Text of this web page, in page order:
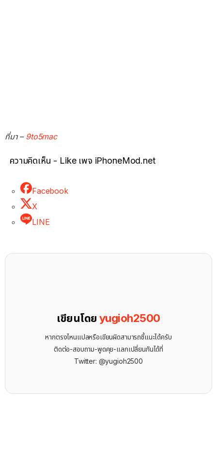
ที่มา – 9to5mac
ความคิดเห็น - Like เพจ iPhoneMod.net
Facebook
X
LINE
เขียนโดยyugioh2500
หากตรงไหนแปลหรือเขียนผิดสามารถชี้แนะได้ครับ
ติดต่อ-สอบถาม-พูดคุย-แลกเปลี่ยนกันได้ที่
Twitter: @yugioh2500